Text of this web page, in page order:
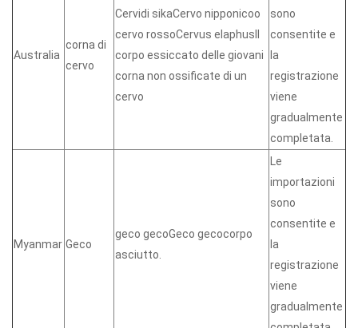
Australia
corna di
cervo
Cervidi sikaCervo nipponicoo
cervo rossoCervus elaphusIl
corpo essiccato delle giovani
corna non ossificate di un
cervo
sono
consentite e
la
registrazione
viene
gradualmente
completata.
Myanmar Geco
geco gecoGeco gecocorpo
asciutto.
Le
importazioni
sono
consentite e
la
registrazione
viene
gradualmente